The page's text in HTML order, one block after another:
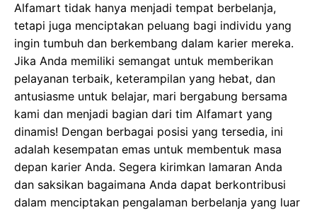
Alfamart tidak hanya menjadi tempat berbelanja,
tetapi juga menciptakan peluang bagi individu yang
ingin tumbuh dan berkembang dalam karier mereka.
Jika Anda memiliki semangat untuk memberikan
pelayanan terbaik, keterampilan yang hebat, dan
antusiasme untuk belajar, mari bergabung bersama
kami dan menjadi bagian dari tim Alfamart yang
dinamis! Dengan berbagai posisi yang tersedia, ini
adalah kesempatan emas untuk membentuk masa
depan karier Anda. Segera kirimkan lamaran Anda
dan saksikan bagaimana Anda dapat berkontribusi
dalam menciptakan pengalaman berbelanja yang luar